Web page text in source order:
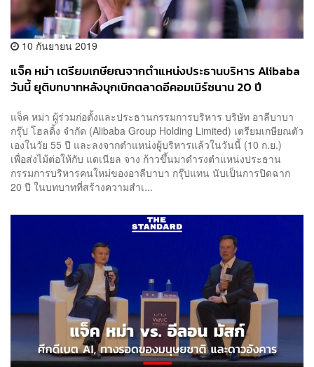
10 กันยายน 2019
แจ็ค หม่า เตรียมเกษียณจากตำแหน่งประธานบริหาร Alibaba
วันนี้ ยุติบทบาทหลังบุกเบิกตลาดอีคอมเมิร์ซนาน 20 ปี
แจ็ค หม่า ผู้ร่วมก่อตั้งและประธานกรรมการบริหาร บริษัท อาลีบาบา
กรุ๊ป โฮลดิ้ง จำกัด (Alibaba Group Holding Limited) เตรียมเกษียณตัว
เองในวัย 55 ปี และลงจากตำแหน่งผู้บริหารแล้วในวันนี้ (10 ก.ย.)
เพื่อส่งไม้ต่อให้กับ แดเนียล จาง ก้าวขึ้นมาดำรงตำแหน่งประธาน
กรรมการบริหารคนใหม่ของอาลีบาบา กรุ๊ปแทน นับเป็นการปิดฉาก
20 ปี ในบทบาทที่สร้างความสำเ...